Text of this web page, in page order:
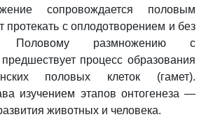
сопровождается половым
протекать с оплодотворением и без
Половому размножению с
процесс образования
половых клеток (гамет).
изучением этапов онтогенеза —
животных и человека.